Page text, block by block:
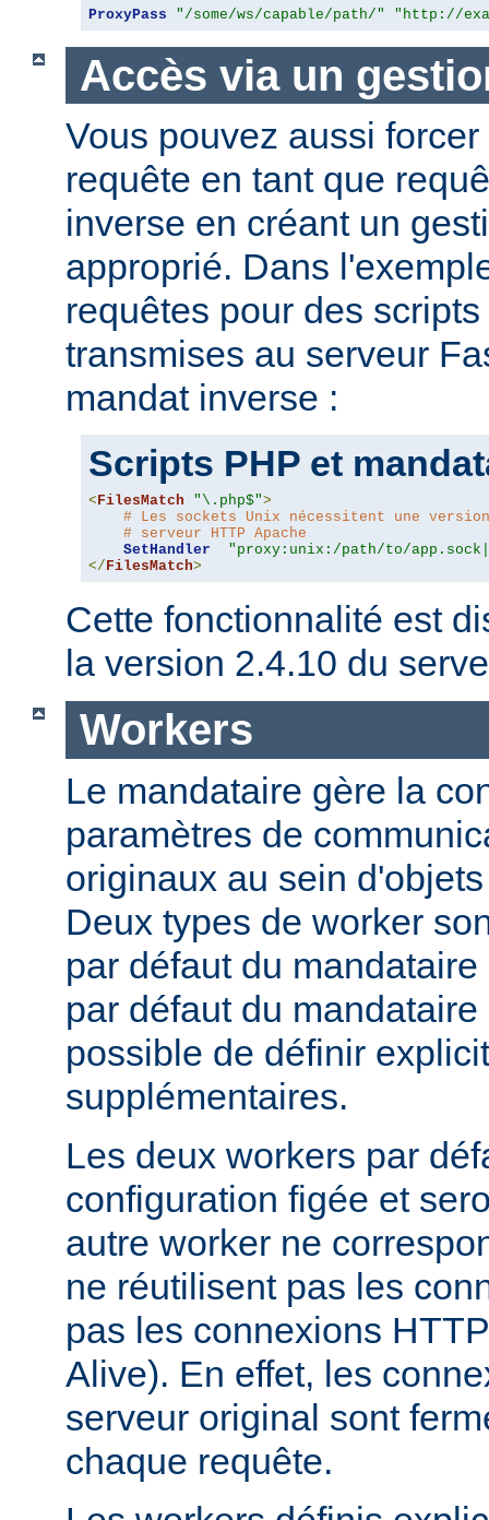
ProxyPass "/some/ws/capable/path/" "http://
Accès via un
Vous pouvez aussi
requête en tant que
inverse en créant un
approprié. Dans
requêtes pour des
transmises au serveur
mandat inverse :
Scripts PHP et
<FilesMatch "\.php$">
# Les sockets Unix nécessitent une
# serveur HTTP Apache
SetHandler
"proxy:unix:/path/to/
</FilesMatch>
Cette fonctionnalité est
la version 2.4.10 du
Workers
Le mandataire gère la
paramètres de
originaux au sein
Deux types de worker
par défaut du
par défaut du
possible de définir
supplémentaires.
Les deux workers par
configuration figée et
autre worker ne
ne réutilisent pas les
pas les connexions
Alive). En effet, les
serveur original sont
chaque requête.